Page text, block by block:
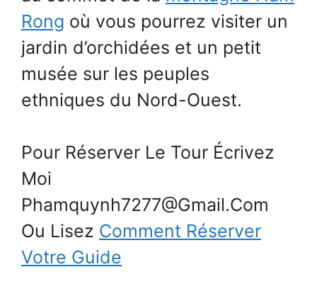
Rong où vous pourrez visiter un
jardin d’orchidées et un petit
musée sur les peuples
ethniques du Nord-Ouest.
Pour Réserver Le Tour Écrivez
Moi
Phamquynh7277@Gmail.Com
Ou Lisez Comment Réserver
Votre Guide